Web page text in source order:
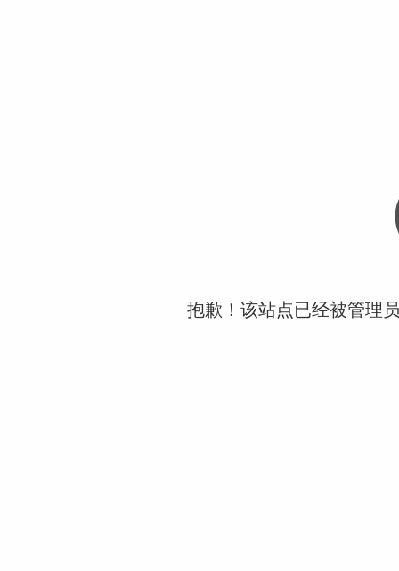
抱歉！该站点已经被管理